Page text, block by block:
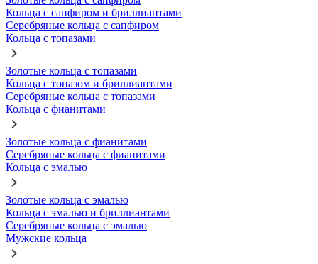
Кольца с сапфиром и бриллиантами
Серебряные кольца с сапфиром
Кольца с топазами
Золотые кольца с топазами
Кольца с топазом и бриллиантами
Серебряные кольца с топазами
Кольца с фианитами
Золотые кольца с фианитами
Серебряные кольца с фианитами
Кольца с эмалью
Золотые кольца с эмалью
Кольца с эмалью и бриллиантами
Серебряные кольца с эмалью
Мужские кольца